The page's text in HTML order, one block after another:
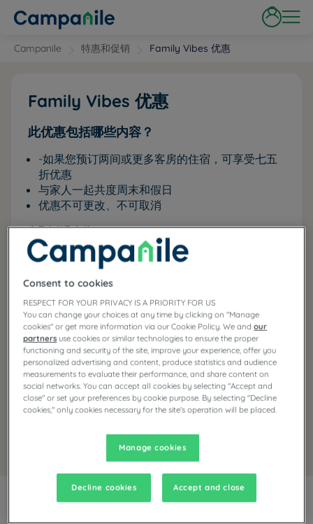
Campanile 特惠和促销 Family Vibes 优惠
Family Vibes 优惠
此优惠包括哪些内容？
-如果您预订两间或更多客房的住宿，可享受七五
折优惠
与家人一起共度周末和假日
优惠不可更改、不可取消
参见条款和条件
使用此优惠预订
Consent to cookies
RESPECT FOR YOUR PRIVACY IS A PRIORITY FOR US
You can change your choices at any time by clicking on "Manage
cookies" or get more information via our Cookie Policy. We andour
partners use cookies or similar technologies to ensure the proper
functioning and security of the site, improve your experience, offer you
personalized advertising and content, produce statistics and audience
measurements to evaluate their performance, and share content on
social networks. You can accept all cookies by selecting "Accept and
close" or set your preferences by cookie purpose. By selecting "Decline
cookies," only cookies necessary for the site's operation will be placed.
Manage cookies
Decline cookies Accept and close